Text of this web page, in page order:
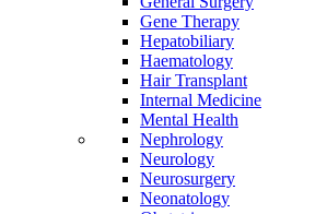
Gene Therapy
Hepatobiliary
Haematology
Hair Transplant
Internal Medicine
Mental Health
Nephrology
Neurology
Neurosurgery
Neonatology